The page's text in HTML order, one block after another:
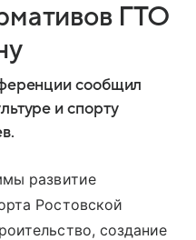
ГТО
сообщил
и спорту
развитие
Ростовской
создание